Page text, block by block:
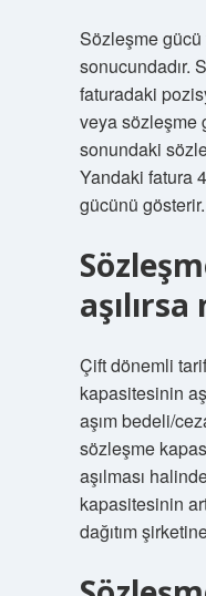
Sözleşme gücü
sonucundadır.
faturadaki
veya sözleşme
sonundaki
Yandaki fatura
gücünü gösterir.
Çift dönemli
kapasitesinin
aşım bedeli/
sözleşme
aşılması
kapasitesinin
dağıtım